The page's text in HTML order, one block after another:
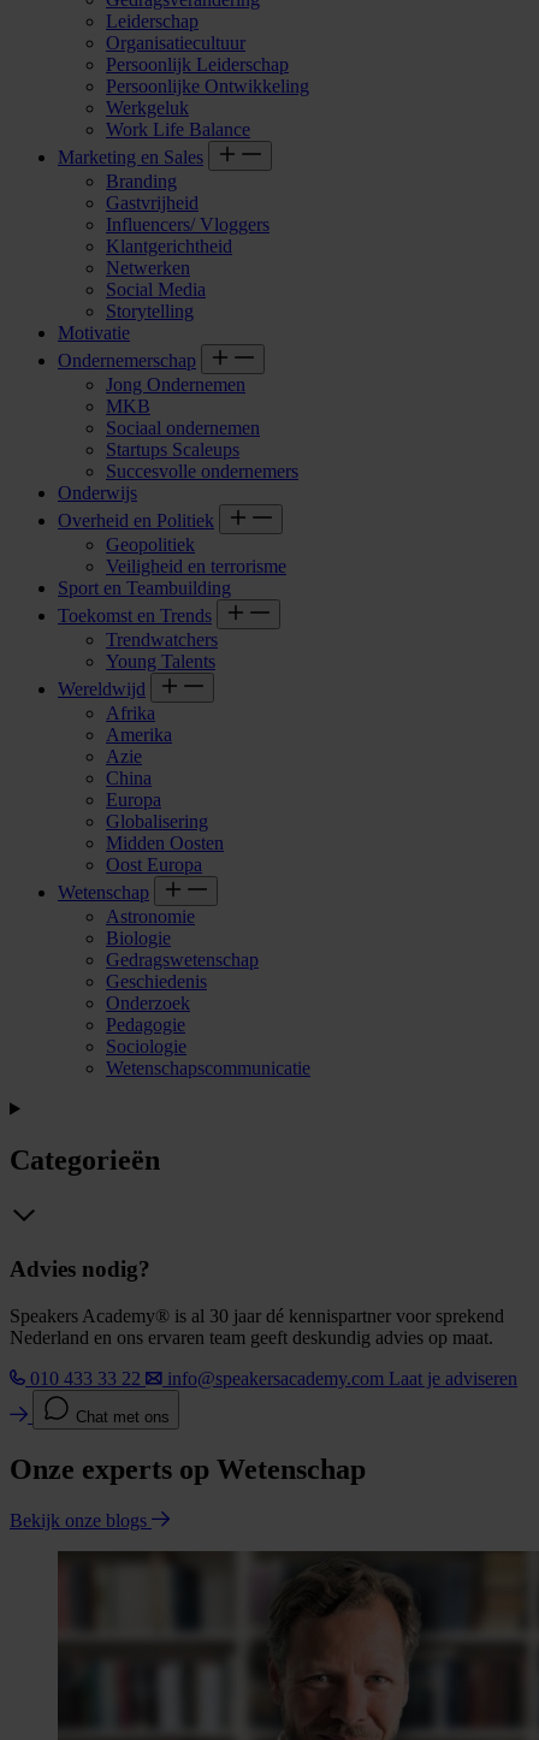
Leiderschap
Organisatiecultuur
Persoonlijk Leiderschap
Persoonlijke Ontwikkeling
Werkgeluk
Work Life Balance
Marketing en Sales
Branding
Gastvrijheid
Influencers/ Vloggers
Klantgerichtheid
Netwerken
Social Media
Storytelling
Motivatie
Ondernemerschap
Jong Ondernemen
MKB
Sociaal ondernemen
Startups Scaleups
Succesvolle ondernemers
Onderwijs
Overheid en Politiek
Geopolitiek
Veiligheid en terrorisme
Sport en Teambuilding
Toekomst en Trends
Trendwatchers
Young Talents
Wereldwijd
Afrika
Amerika
Azie
China
Europa
Globalisering
Midden Oosten
Oost Europa
Wetenschap
Astronomie
Biologie
Gedragswetenschap
Geschiedenis
Onderzoek
Pedagogie
Sociologie
Wetenschapscommunicatie
Categorieën
Advies nodig?
Speakers Academy® is al 30 jaar dé kennispartner voor sprekend
Nederland en ons ervaren team geeft deskundig advies op maat.
010 433 33 22
info@speakersacademy.com Laat je adviseren
Chat met ons
Onze experts op Wetenschap
Bekijk onze blogs